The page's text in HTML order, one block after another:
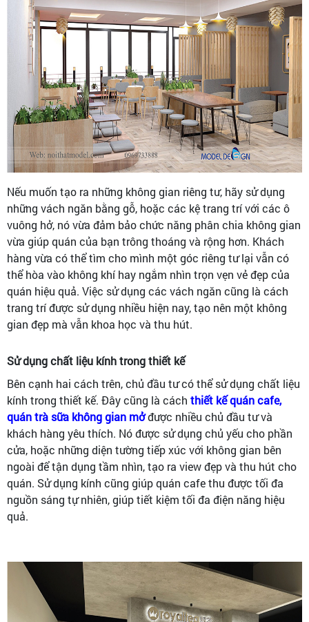
Nếu muốn tạo ra những không gian riêng tư, hãy sử dụng
những vách ngăn bằng gỗ, hoặc các kệ trang trí với các ô
vuông hở, nó vừa đảm bảo chức năng phân chia không gian
vừa giúp quán của bạn trông thoáng và rộng hơn. Khách
hàng vừa có thể tìm cho mình một góc riêng tư lại vẫn có
thể hòa vào không khí hay ngắm nhìn trọn vẹn vẻ đẹp của
quán hiệu quả. Việc sử dụng các vách ngăn cũng là cách
trang trí được sử dụng nhiều hiện nay, tạo nên một không
gian đẹp mà vẫn khoa học và thu hút.
Sử dụng chất liệu kính trong thiết kế
Bên cạnh hai cách trên, chủ đầu tư có thể sử dụng chất liệu
kính trong thiết kế. Đây cũng là cách thiết kế quán cafe,
quán trà sữa không gian mởđược nhiều chủ đầu tư và
khách hàng yêu thích. Nó được sử dụng chủ yếu cho phần
cửa, hoặc những diện tường tiếp xúc với không gian bên
ngoài để tận dụng tầm nhìn, tạo ra view đẹp và thu hút cho
quán. Sử dụng kính cũng giúp quán cafe thu được tối đa
nguồn sáng tự nhiên, giúp tiết kiệm tối đa điện năng hiệu
quả.